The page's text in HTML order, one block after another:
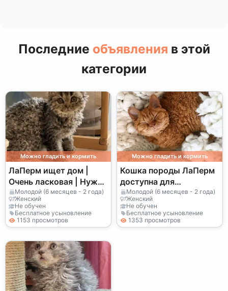
Последние объявления в этой
категории
Можно гладить и кормить
ЛаПерм ищет дом |
Очень ласковая | Нужна
стабильность
Молодой (6 месяцев - 2 года)
Женский
Не обучен
Бесплатное усыновление
1153 просмотров
Можно гладить и кормить
Кошка породы ЛаПерм
доступна для
усыновления |
Общительная и
активная кошка
Молодой (6 месяцев - 2 года)
Женский
Не обучен
Бесплатное усыновление
1353 просмотров